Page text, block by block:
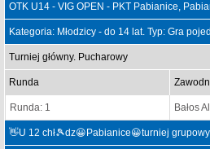
OTK U14 - VIG OPEN - PKT Pabianice,
Kategoria: Młodzicy - do 14 lat. Typ: Gra
Turniej główny. Pucharowy
Runda
Runda: 1 Bałos
👋U 12 chł🎾dz😀Pabianice😀turniej